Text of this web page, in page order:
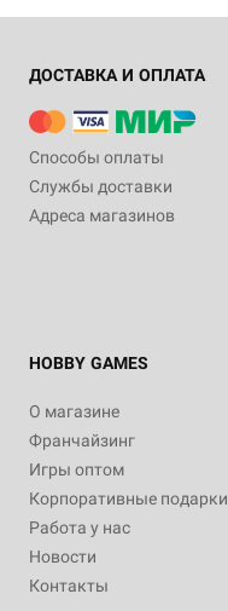
ДОСТАВКА И ОПЛАТА
Способы оплаты
Службы доставки
Адреса магазинов
HOBBY GAMES
О магазине
Франчайзинг
Игры оптом
Корпоративные подарки
Работа у нас
Новости
Контакты